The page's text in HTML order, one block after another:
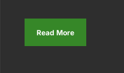
Read More